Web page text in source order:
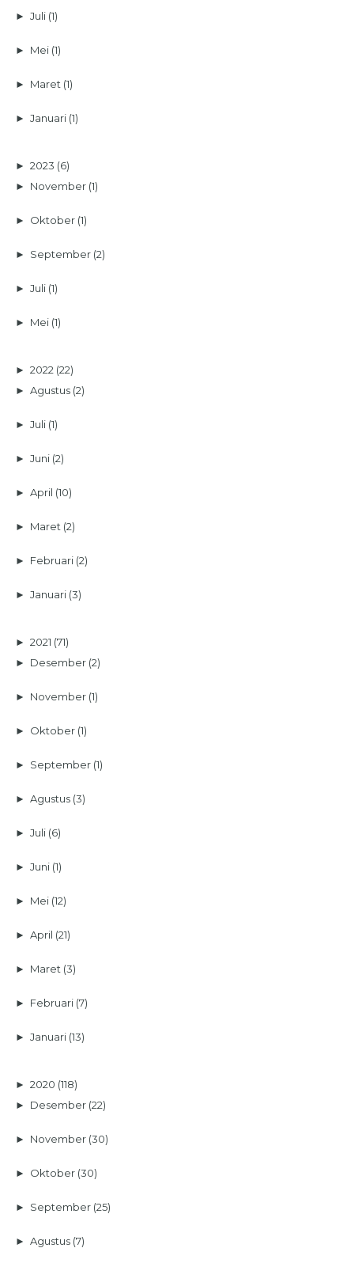
►Juli (1)
► Mei (1)
► Maret (1)
►Januari (1)
►2023 (6)
► November (1)
► Oktober (1)
► September (2)
►Juli (1)
► Mei (1)
►2022 (22)
►Agustus (2)
►Juli (1)
►Juni (2)
►April (10)
► Maret (2)
► Februari (2)
►Januari (3)
►2021 (71)
► Desember (2)
► November (1)
► Oktober (1)
► September (1)
►Agustus (3)
►Juli (6)
►Juni (1)
► Mei (12)
►April (21)
► Maret (3)
► Februari (7)
►Januari (13)
►2020 (118)
► Desember (22)
► November (30)
► Oktober (30)
► September (25)
►Agustus (7)